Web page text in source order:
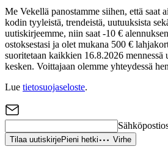
Me Vekellä panostamme siihen, että saat
kodin tyyleistä, trendeistä, uutuuksista
uutiskirjeemme, niin saat -10 €
ostoksestasi ja olet mukana 500 €
suoritetaan kaikkien 16.8.2026 mennessä
kesken. Voittajaan olemme yhteydessä
Lue tietosuojaseloste.
Tilaa uutiskirjePieni hetki Virhe